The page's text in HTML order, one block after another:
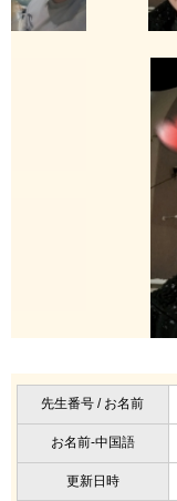
先生番号 / お名前
お名前-中国語
更新日時